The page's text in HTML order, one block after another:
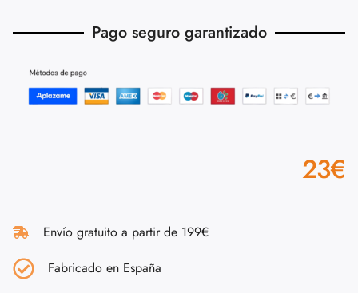
Pago seguro garantizado
23€
Envío gratuito a partir de 199€
Fabricado en España